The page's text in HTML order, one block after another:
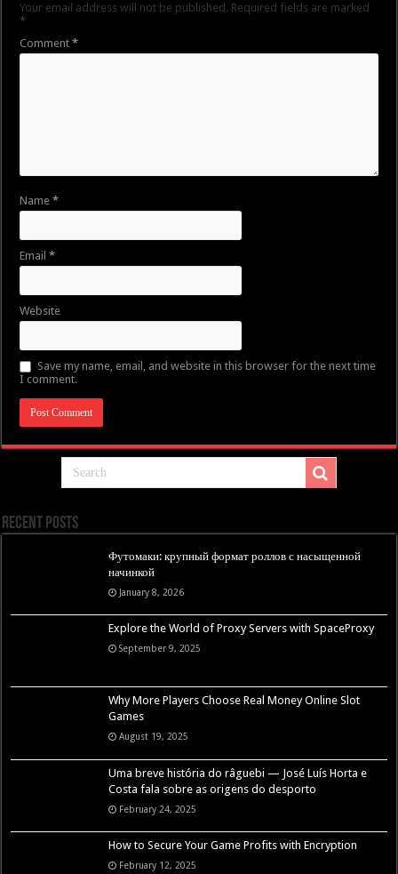
Your email address will not be published. Required fields are marked
*
Comment*
Name*
Email*
Website
Save my name, email, and website in this browser for the next time
I comment.
Recent Posts
Футомаки: крупный формат роллов с насыщенной
начинкой
January 8, 2026
Explore the World of Proxy Servers with SpaceProxy
September 9, 2025
Why More Players Choose Real Money Online Slot
Games
August 19, 2025
Uma breve história do râguebi — José Luís Horta e
Costa fala sobre as origens do desporto
February 24, 2025
How to Secure Your Game Profits with Encryption
February 12, 2025